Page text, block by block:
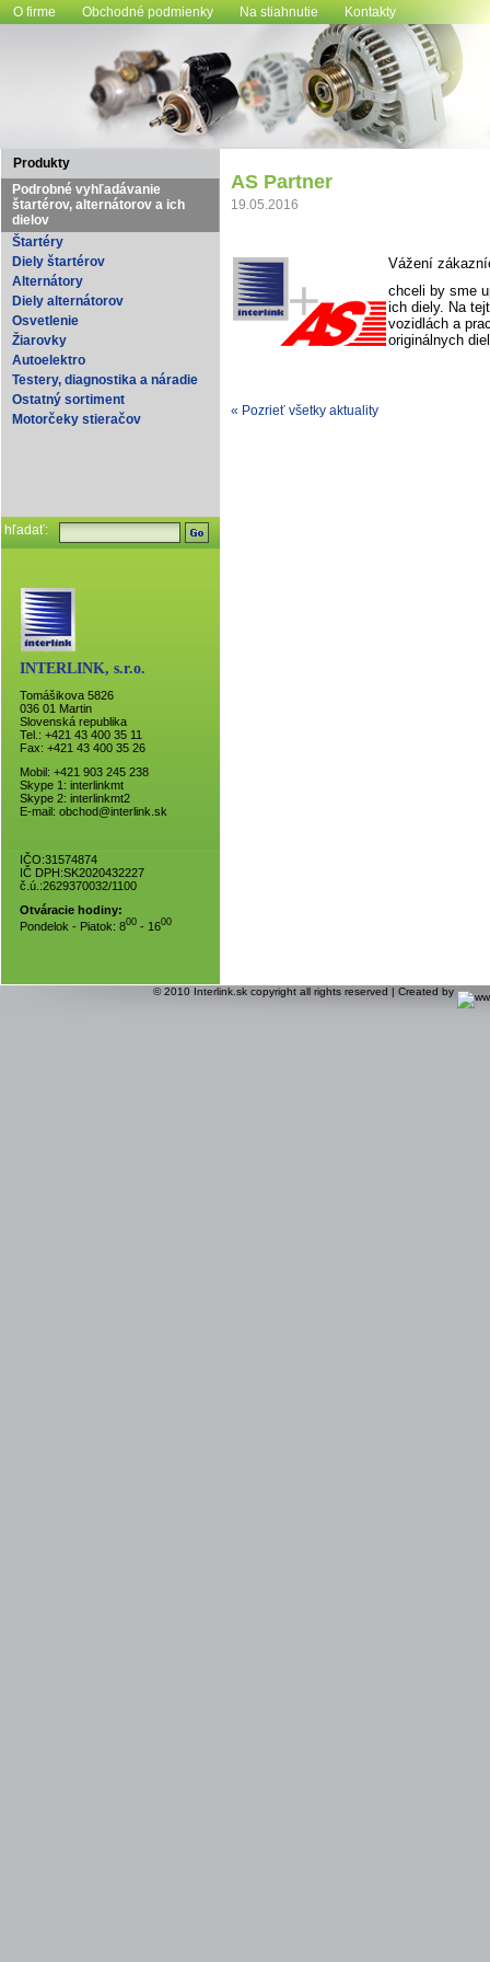
O firme Obchodné podmienky Na stiahnutie Kontakty
AS Partner
19.05.2016
Vážení
chceli by sme
ich diely. Na
vozidlách a
originálnych
« Pozrieť všetky aktuality
Produkty
Podrobné vyhľadávanie
štartérov, alternátorov a ich
dielov
Štartéry
Diely štartérov
Alternátory
Diely alternátorov
Osvetlenie
Žiarovky
Autoelektro
Testery, diagnostika a náradie
Ostatný sortiment
Motorčeky stieračov
hľadať:
INTERLINK, s.r.o.
Tomášikova 5826
036 01 Martin
Slovenská republika
Tel.: +421 43 400 35 11
Fax: +421 43 400 35 26
Mobil: +421 903 245 238
Skype 1: interlinkmt
Skype 2: interlinkmt2
E-mail: obchod@interlink.sk
IČO:31574874
IČ DPH:SK2020432227
č.ú.:2629370032/1100
Otváracie hodiny:
Pondelok - Piatok: 800 - 1600
© 2010 Interlink.sk copyright all rights reserved | Created by